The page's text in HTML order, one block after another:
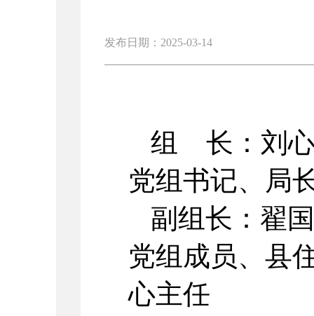
发布日期：2025-03-14
组 长：刘
党组书记、局
副组长：翟
党组成员、县
心主任